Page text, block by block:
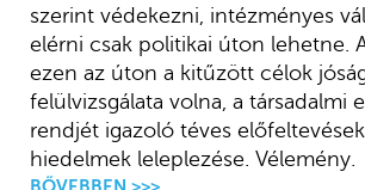
szerint védekezni, intézményes
elérni csak politikai úton lehetne.
ezen az úton a kitűzött célok
felülvizsgálata volna, a társadalmi
rendjét igazoló téves
hiedelmek leleplezése. Vélemény.
BŐVEBBEN >>>